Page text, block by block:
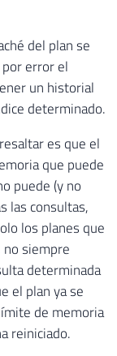
del plan se
por error el
un historial
determinado.
es que el
que puede
puede (y no
las consultas,
los planes que
siempre
determinada
el plan ya se
de memoria
reiniciado.